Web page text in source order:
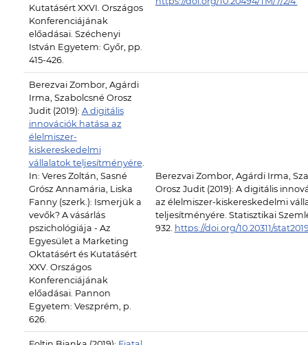
Kutatásért XXVI. Országos
Konferenciájának
előadásai. Széchenyi
István Egyetem: Győr, pp.
415-426.
Berezvai Zombor, Agárdi
Irma, Szabolcsné Orosz
Judit (2019): A digitális
innovációk hatása az
élelmiszer-
kiskereskedelmi
vállalatok teljesítményére.
In: Veres Zoltán, Sasné
Grósz Annamária, Liska
Fanny (szerk.): Ismerjük a
vevők? A vásárlás
pszichológiája - Az
Egyesület a Marketing
Oktatásért és Kutatásért
XXV. Országos
Konferenciájának
előadásai. Pannon
Egyetem: Veszprém, p.
626.
Berezvai Zombor, Agárdi Irma,
Orosz Judit (2019): A digitális
az élelmiszer-kiskereskedelmi
teljesítményére. Statisztikai
932. https://doi.org/10.20311/